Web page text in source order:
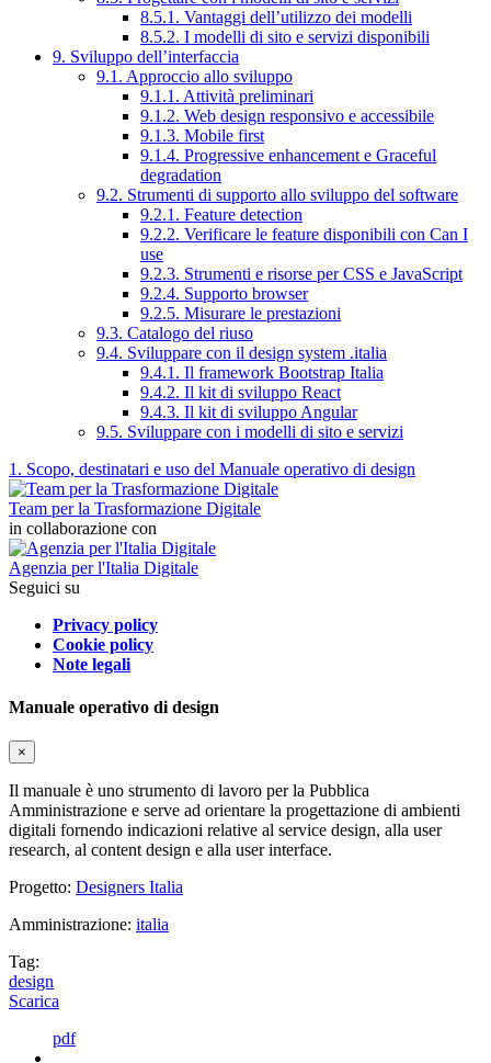
8.5.1. Vantaggi dell’utilizzo dei modelli
8.5.2. I modelli di sito e servizi disponibili
9. Sviluppo dell’interfaccia
9.1. Approccio allo sviluppo
9.1.1. Attività preliminari
9.1.2. Web design responsivo e accessibile
9.1.3. Mobile first
9.1.4. Progressive enhancement e Graceful
degradation
9.2. Strumenti di supporto allo sviluppo del software
9.2.1. Feature detection
9.2.2. Verificare le feature disponibili con Can I
use
9.2.3. Strumenti e risorse per CSS e JavaScript
9.2.4. Supporto browser
9.2.5. Misurare le prestazioni
9.3. Catalogo del riuso
9.4. Sviluppare con il design system .italia
9.4.1. Il framework Bootstrap Italia
9.4.2. Il kit di sviluppo React
9.4.3. Il kit di sviluppo Angular
9.5. Sviluppare con i modelli di sito e servizi
1. Scopo, destinatari e uso del Manuale operativo di design
Team per la Trasformazione Digitale
in collaborazione con
Agenzia per l'Italia Digitale
Seguici su
Privacy policy
Cookie policy
Note legali
Manuale operativo di design
×
Il manuale è uno strumento di lavoro per la Pubblica
Amministrazione e serve ad orientare la progettazione di ambienti
digitali fornendo indicazioni relative al service design, alla user
research, al content design e alla user interface.
Progetto: Designers Italia
Amministrazione: italia
Tag:
design
Scarica
pdf